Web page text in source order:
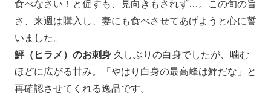
食べなさい！と促すも、見向きもされず…。この旬の旨
さ、来週は購入し、妻にも食べさせてあげようと心に誓
いました。
鮃（ヒラメ）のお刺身 久しぶりの白身でしたが、噛む
ほどに広がる甘み。「やはり白身の最高峰は鮃だな」と
再確認させてくれる逸品です。